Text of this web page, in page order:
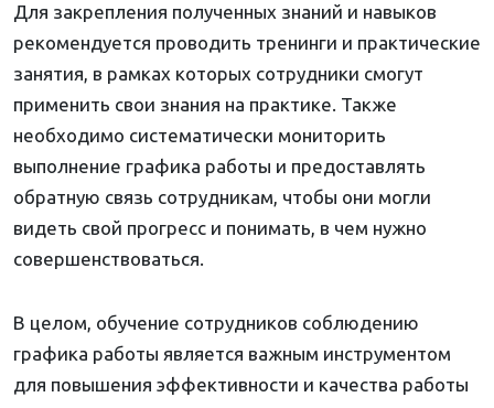
Для закрепления полученных знаний и навыков
рекомендуется проводить тренинги и практические
занятия, в рамках которых сотрудники смогут
применить свои знания на практике. Также
необходимо систематически мониторить
выполнение графика работы и предоставлять
обратную связь сотрудникам, чтобы они могли
видеть свой прогресс и понимать, в чем нужно
совершенствоваться.
В целом, обучение сотрудников соблюдению
графика работы является важным инструментом
для повышения эффективности и качества работы